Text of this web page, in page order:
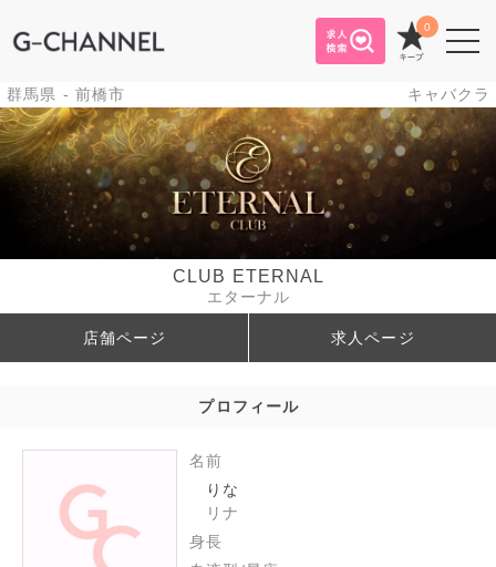
0
キャバクラ
群馬県 - 前橋市
CLUB ETERNAL
エターナル
店舗ページ 求人ページ
プロフィール
名前
りな
リナ
身長